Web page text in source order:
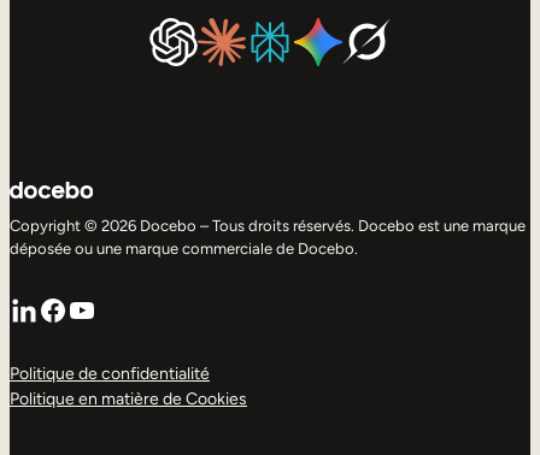
Copyright © 2026 Docebo – Tous droits réservés. Docebo est une marque
déposée ou une marque commerciale de Docebo.
LinkedIn
Facebook
YouTube
Politique de confidentialité
Politique en matière de Cookies